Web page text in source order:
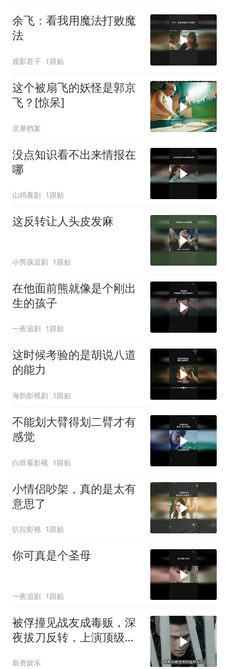
余飞：看我用魔法打败魔
法
观影君子 1跟贴
这个被扇飞的妖怪是郭京
飞？[惊呆]
灵犀档案
没点知识看不出来情报在
哪
山鸡看剧 1跟贴
这反转让人头皮发麻
小男孩追剧 1跟贴
在他面前熊就像是个刚出
生的孩子
一夜追剧 1跟贴
这时候考验的是胡说八道
的能力
海韵影视剧 1跟贴
不能划大臂得划二臂才有
感觉
白班看影视 1跟贴
小情侣吵架，真的是太有
意思了
扒拉影视 1跟贴
你可真是个圣母
一夜追剧 1跟贴
被俘撞见战友成毒贩，深
夜拔刀反转，上演顶级卧
新资娱乐